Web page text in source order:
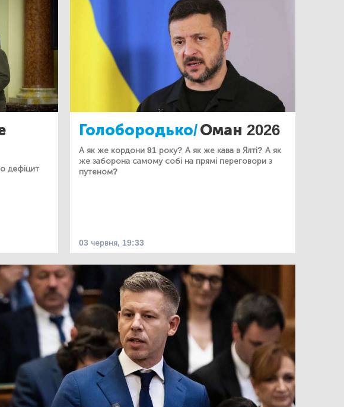
дефіцит
Голобородько/Оман 2026
А як же кордони 91 року? А як же кава в Ялті? А як
же заборона самому собі на прямі переговори з
путеном?
03 червня, 19:33